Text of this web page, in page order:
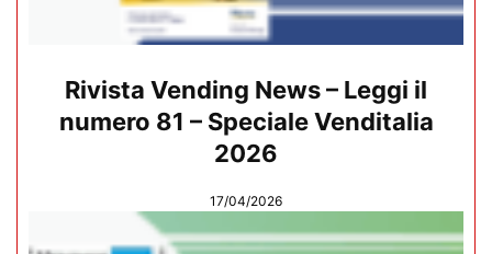
Rivista Vending News – Leggi il
numero 81 – Speciale Venditalia
2026
17/04/2026